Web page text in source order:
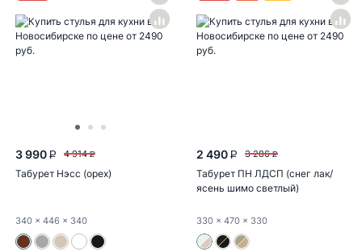
3 990 P 4 914 P
Табурет Нэсс (орех)
340 x 446 x 340
2 490 P 3 286 P
Табурет ПН ЛДСП (снег лак/
ясень шимо светлый)
330 x 470 x 330